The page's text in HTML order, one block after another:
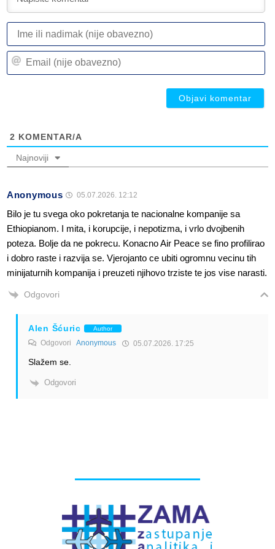
2 KOMENTAR/A
Najnoviji
Anonymous 05.07.2026. 12:12
Bilo je tu svega oko pokretanja te nacionalne kompanije sa
Ethiopianom. I mita, i korupcije, i nepotizma, i vrlo dvojbenih
poteza. Bolje da ne pokrecu. Konacno Air Peace se fino profilirao
i dobro raste i razvija se. Vjerojanto ce ubiti ogromnu vecinu tih
minijaturnih kompanija i preuzeti njihovo trziste te jos vise narasti.
Odgovori
Alen Šćuric Author
Odgovori Anonymous 05.07.2026. 17:25
Slažem se.
Odgovori